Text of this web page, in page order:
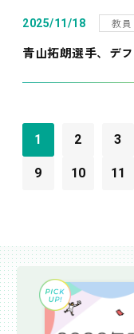
2025/11/18 教員
青山拓朗選手、デ
1 2 3
9 10 11